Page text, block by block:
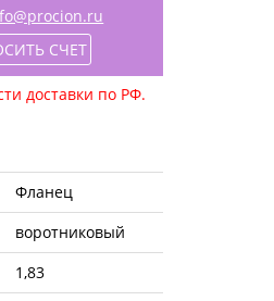
СЧЕТ
доставки по РФ.
Фланец
воротниковый
1,83